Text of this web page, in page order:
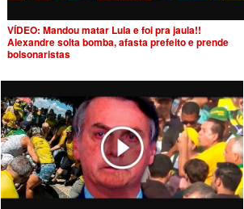
VÍDEO: Mandou matar Lula e foi pra jaula!!
Alexandre solta bomba, afasta prefeito e prende
bolsonaristas